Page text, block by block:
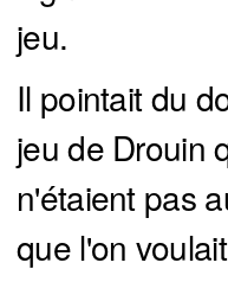
jeu.
Il pointait du
jeu de Drouin
n'étaient pas
que l'on